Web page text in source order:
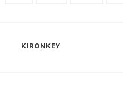
KIRONKEY